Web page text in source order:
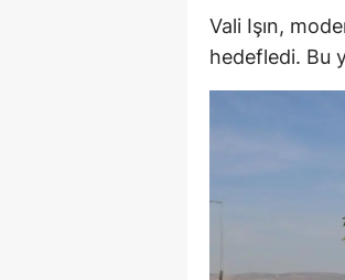
Vali Işın,
hedefledi. Bu